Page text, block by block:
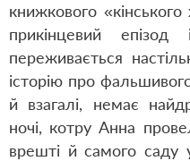
книжкового
прикінцевий
переживається
історію про
й взагалі, немає
ночі, котру Анна
врешті й самого саду